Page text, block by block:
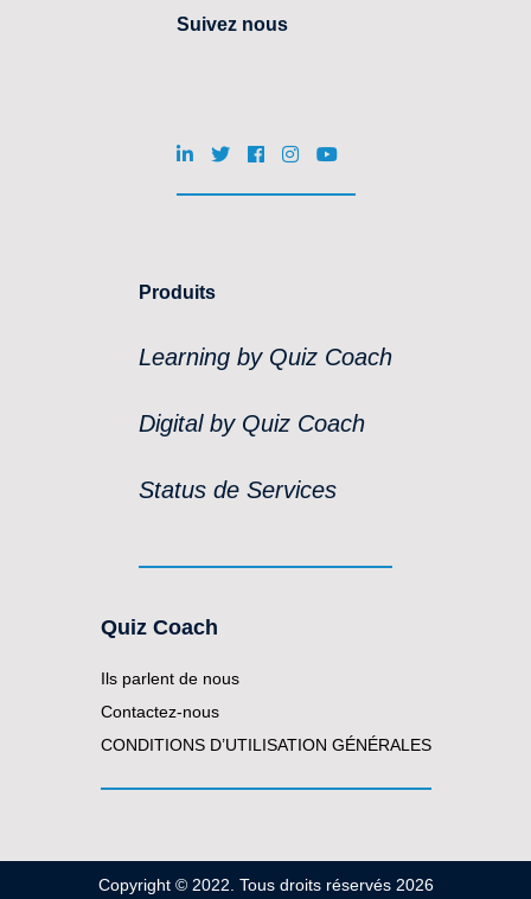
Suivez nous
Produits
Learning by Quiz Coach
Digital by Quiz Coach
Status de Services
Quiz Coach
Ils parlent de nous
Contactez-nous
CONDITIONS D’UTILISATION GÉNÉRALES
Copyright © 2022. Tous droits réservés 2026